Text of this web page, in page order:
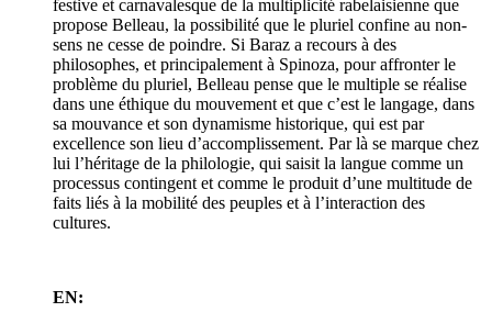
festive et carnavalesque de la multiplicité rabelaisienne que
propose Belleau, la possibilité que le pluriel confine au non-
sens ne cesse de poindre. Si Baraz a recours à des
philosophes, et principalement à Spinoza, pour affronter le
problème du pluriel, Belleau pense que le multiple se réalise
dans une éthique du mouvement et que c’est le langage, dans
sa mouvance et son dynamisme historique, qui est par
excellence son lieu d’accomplissement. Par là se marque chez
lui l’héritage de la philologie, qui saisit la langue comme un
processus contingent et comme le produit d’une multitude de
faits liés à la mobilité des peuples et à l’interaction des
cultures.
EN: